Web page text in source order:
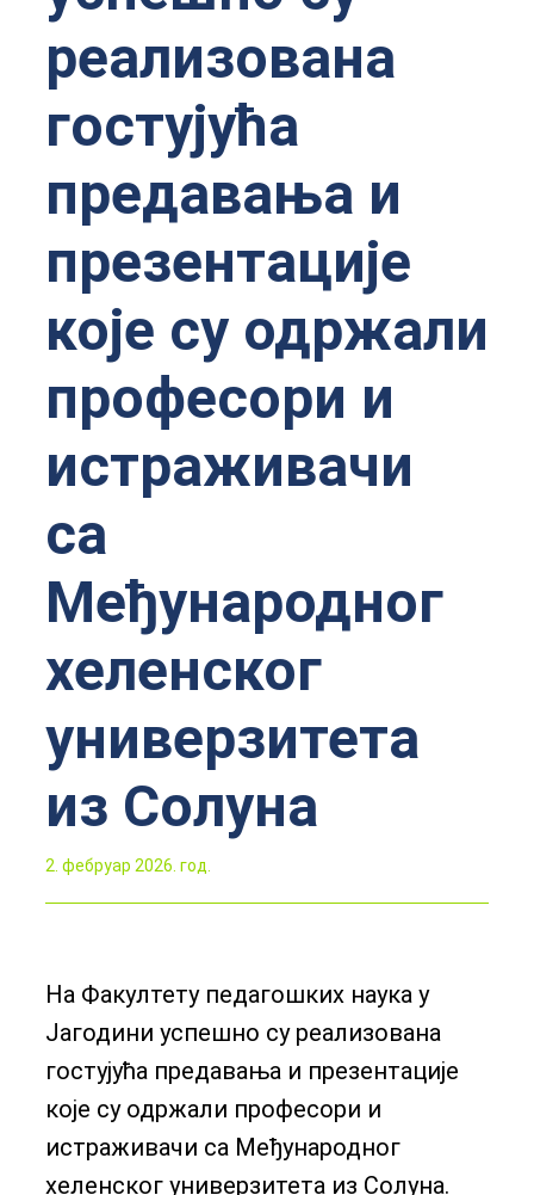
реализована
гостујућа
предавања и
презентације
које су одржали
професори и
истраживачи
са
Међународног
хеленског
универзитета
из Солуна
2. фебруар 2026. год.
На Факултету педагошких наука у
Јагодини успешно су реализована
гостујућа предавања и презентације
које су одржали професори и
истраживачи са Међународног
хеленског универзитета из Солуна.